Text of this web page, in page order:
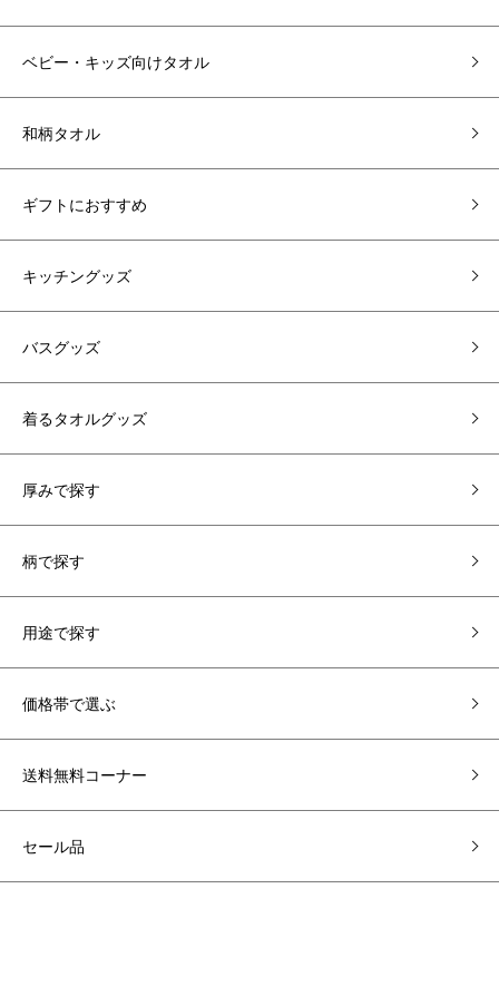
ベビー・キッズ向けタオル
和柄タオル
ギフトにおすすめ
キッチングッズ
バスグッズ
着るタオルグッズ
厚みで探す
柄で探す
用途で探す
価格帯で選ぶ
送料無料コーナー
セール品